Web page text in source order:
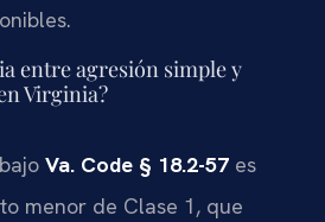
entre agresión simple y
Virginia?
Va. Code § 18.2-57 es
menor de Clase 1, que